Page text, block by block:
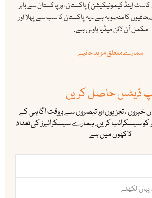
اینڈ کیمونیکیشن ) پاکستان اور پاکستان سے باہر
کا منصوبہ ہے ۔ یہ پاکستان کا سب سے پہلا اور
مکمل آن لائن میڈیا ہاوس ہے .
ہمارے متعلق مزید جانیے
ڈیٹس حاصل کریں
خبروں ، تجزیوں اور تبصروں سے بروقت اگاہی کے
کو سبسکرائب کریں. ہمارے سبسکرائبرز کی تعداد
لاکھوں میں ہے